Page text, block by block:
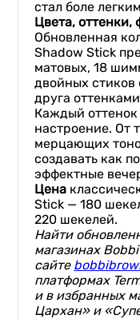
стал боле
Цвета,
Обновленная
Shadow Stick
матовых, 18
двойных
друга
Каждый оттенок
настроение. От
мерцающих
создавать как
эффектные
Цена
Stick — 180
220 шекелей.
Найти
магазинах
сайте
платформах
и в избранных
Цархан» и